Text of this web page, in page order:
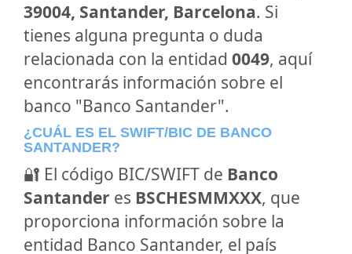
39004, Santander, Barcelona. Si
tienes alguna pregunta o duda
relacionada con la entidad 0049, aquí
encontrarás información sobre el
banco "Banco Santander".
¿CUÁL ES EL SWIFT/BIC DE BANCO
SANTANDER?
🔐 El código BIC/SWIFT de Banco
Santander es BSCHESMMXXX, que
proporciona información sobre la
entidad Banco Santander, el país